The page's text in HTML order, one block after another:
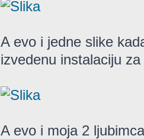
A evo i jedne slike
izvedenu instalaciju
A evo i moja 2